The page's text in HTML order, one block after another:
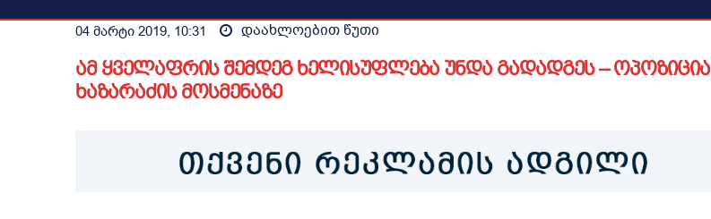
04 მარტი 2019, 10:31 დაახლოებით წუთი
ამ ყველაფრის შემდეგ ხელისუფლება უნდა გადადგეს – ოპოზიცია
ხაზარაძის მოსმენაზე